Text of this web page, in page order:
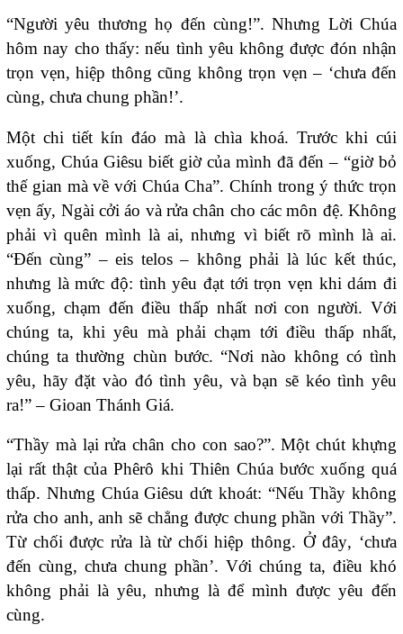
“Người yêu thương họ đến cùng!”. Nhưng Lời Chúa
hôm nay cho thấy: nếu tình yêu không được đón nhận
trọn vẹn, hiệp thông cũng không trọn vẹn – ‘chưa đến
cùng, chưa chung phần!’.
Một chi tiết kín đáo mà là chìa khoá. Trước khi cúi
xuống, Chúa Giêsu biết giờ của mình đã đến– “giờ bỏ
thế gian mà về với Chúa Cha”. Chính trong ý thức trọn
vẹn ấy, Ngài cởi áo và rửa chân cho các môn đệ. Không
phải vì quên mình là ai, nhưng vì biết rõ mình là ai.
“Đến cùng” – eis telos – không phải là lúc kết thúc,
nhưng là mức độ: tình yêu đạt tới trọn vẹn khi dám đi
xuống, chạm đến điều thấp nhất nơi con người. Với
chúng ta, khi yêu mà phải chạm tới điều thấp nhất,
chúng ta thường chùn bước. “Nơi nào không có tình
yêu, hãy đặt vào đó tình yêu, và bạn sẽ kéo tình yêu
ra!” – Gioan Thánh Giá.
“Thầy mà lại rửa chân cho con sao?”. Một chút khựng
lại rất thật của Phêrô khi Thiên Chúa bước xuống quá
thấp. Nhưng Chúa Giêsu dứt khoát: “Nếu Thầy không
rửa cho anh, anh sẽ chẳng được chung phần với Thầy”.
Từ chối được rửa là từ chối hiệp thông. Ở đây, ‘chưa
đến cùng, chưa chung phần’. Với chúng ta, điều khó
không phải là yêu, nhưng là để mình được yêu đến
cùng.